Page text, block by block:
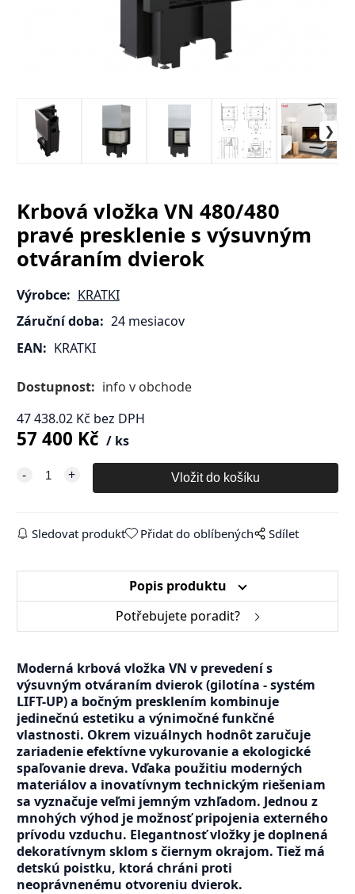
Krbová vložka VN 480/480
pravé presklenie s výsuvným
otváraním dvierok
Výrobce: KRATKI
Záruční doba: 24 mesiacov
EAN: KRATKI
Dostupnost: info v obchode
47 438.02Kč bez DPH
57 400 Kč ks
Sledovat produkt Přidat do oblíbených Sdílet
Popis produktu
Potřebujete poradit?
Moderná krbová vložka VN v prevedení s
výsuvným otváraním dvierok (gilotína - systém
LIFT-UP) a bočným presklením kombinuje
jedinečnú estetiku a výnimočné funkčné
vlastnosti. Okrem vizuálnych hodnôt zaručuje
zariadenie efektívne vykurovanie a ekologické
spaľovanie dreva. Vďaka použitiu moderných
materiálov a inovatívnym technickým riešeniam
sa vyznačuje veľmi jemným vzhľadom. Jednou z
mnohých výhod je možnosť pripojenia externého
prívodu vzduchu. Elegantnosť vložky je doplnená
dekoratívnym sklom s čiernym okrajom. Tiež má
detskú poistku, ktorá chráni proti
neoprávnenému otvoreniu dvierok.